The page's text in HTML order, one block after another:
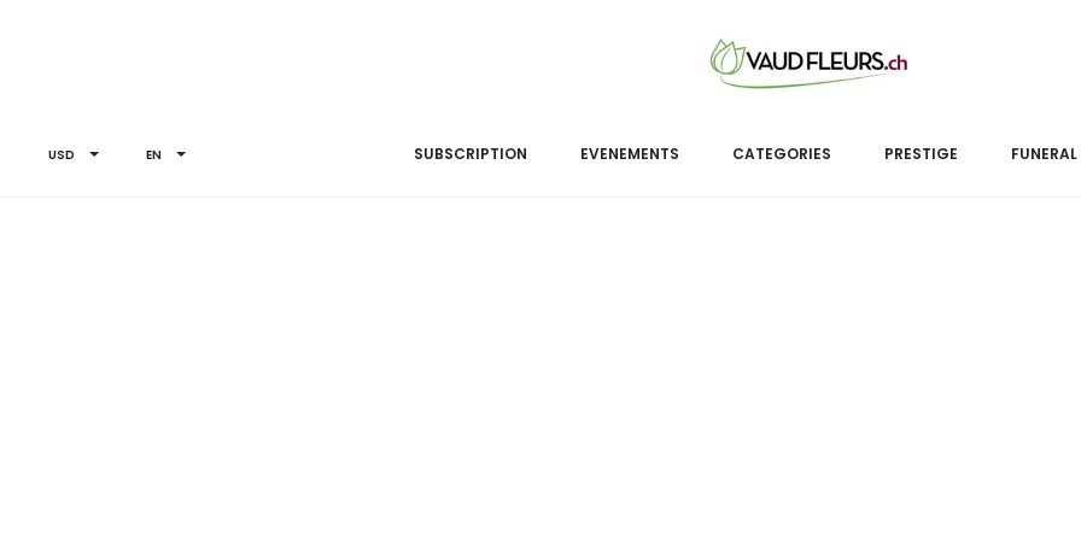
USD EN SUBSCRIPTION EVENEMENTS CATEGORIES PRESTIGE FUNERAL